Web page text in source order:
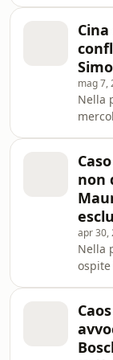
your
Poi,
Pietro
mag 7,
Nella
gioco
e Xi
Carlo
your
non
apr 30,
Nella
per la
Pietro